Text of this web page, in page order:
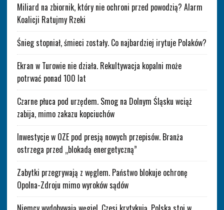
Miliard na zbiornik, który nie ochroni przed powodzią? Alarm
Koalicji Ratujmy Rzeki
Śnieg stopniał, śmieci zostały. Co najbardziej irytuje Polaków?
Ekran w Turowie nie działa. Rekultywacja kopalni może
potrwać ponad 100 lat
Czarne płuca pod urzędem. Smog na Dolnym Śląsku wciąż
zabija, mimo zakazu kopciuchów
Inwestycje w OZE pod presją nowych przepisów. Branża
ostrzega przed „blokadą energetyczną”
Zabytki przegrywają z węglem. Państwo blokuje ochronę
Opolna-Zdroju mimo wyroków sądów